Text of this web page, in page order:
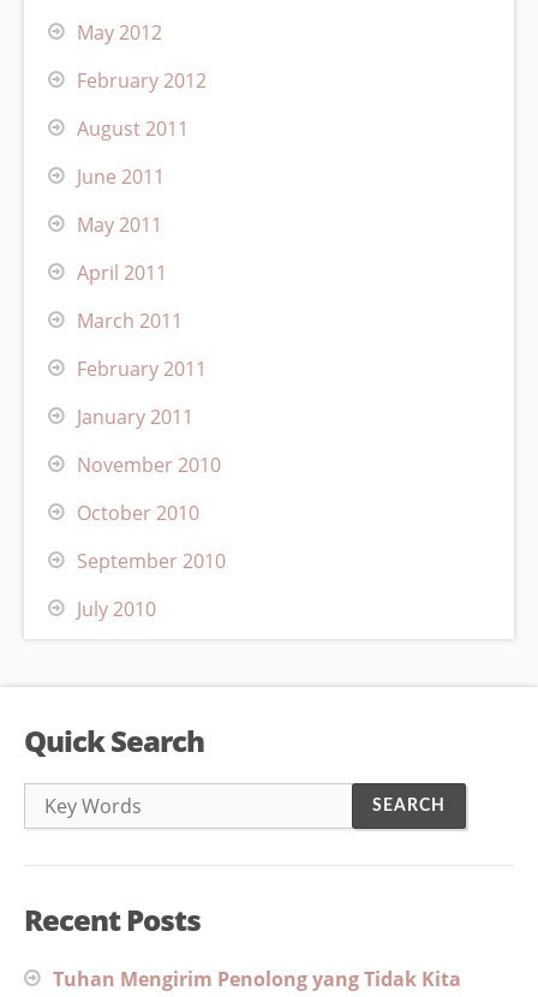
May 2012
February 2012
August 2011
June 2011
May 2011
April 2011
March 2011
February 2011
January 2011
November 2010
October 2010
September 2010
July 2010
Quick Search
Recent Posts
Tuhan Mengirim Penolong yang Tidak Kita